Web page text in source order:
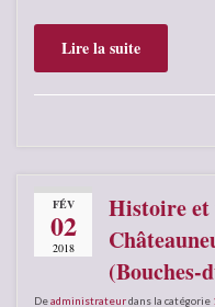
Lire la suite
FÉV
02
2018
Histoire
(Bouches-
Deadministrateurdans la catégorie